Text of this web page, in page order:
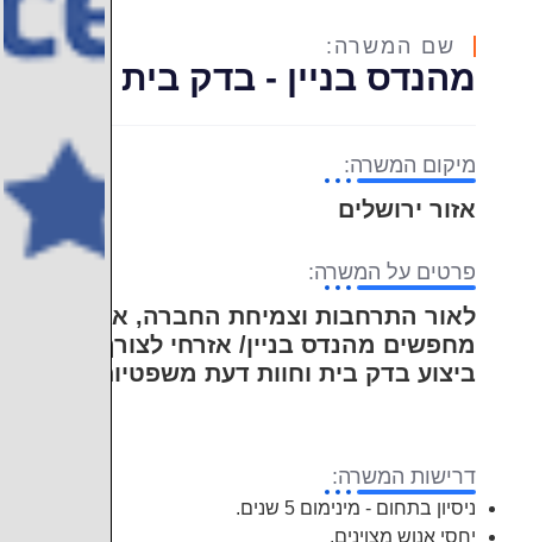
שם המשרה:
מהנדס בניין - בדק בית
מיקום המשרה:
אזור ירושלים
פרטים על המשרה:
לאור התרחבות וצמיחת החברה, אנו
מחפשים מהנדס בניין/ אזרחי לצורך
ביצוע בדק בית וחוות דעת משפטיות.
דרישות המשרה:
ניסיון בתחום - מינימום 5 שנים.
יחסי אנוש מצוינים.